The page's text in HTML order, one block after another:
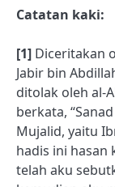
Catatan kaki:
[1] Diceritakan
Jabir bin
ditolak oleh al-
berkata,
Mujalid, yaitu
hadis ini hasan
telah aku